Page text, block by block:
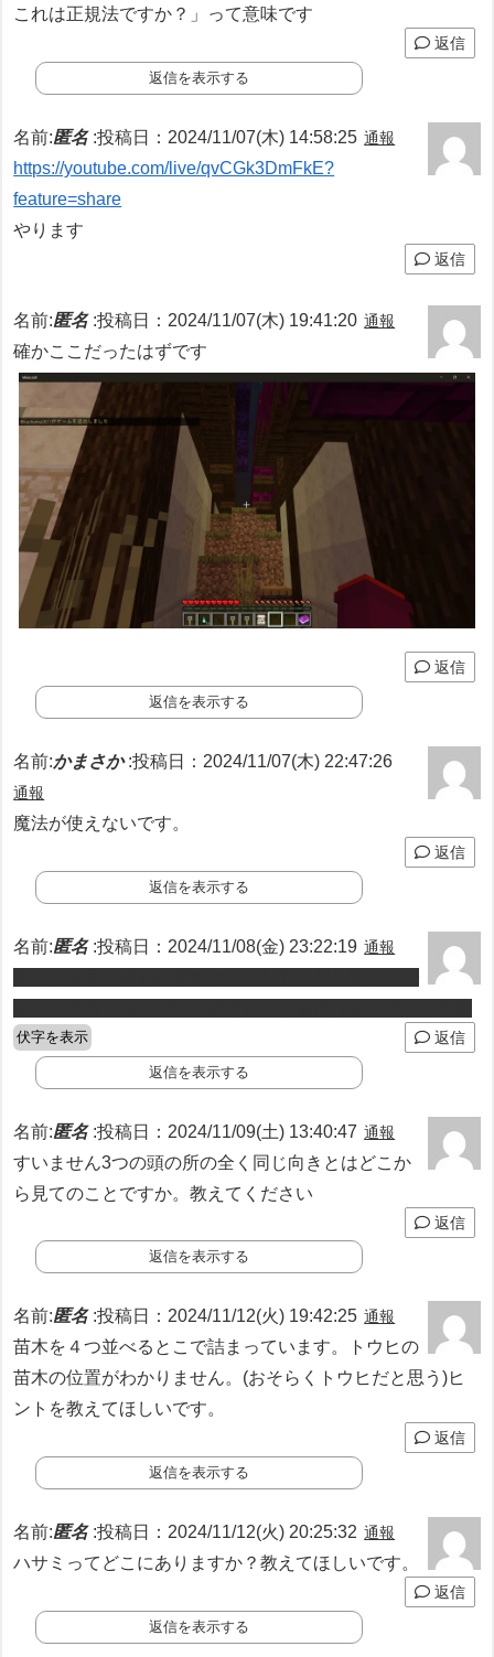
これは正規法ですか？」って意味です
返信
返信を表示する
名前:匿名:投稿日：2024/11/07(木) 14:58:25 通報
https://youtube.com/live/qvCGk3DmFkE?
feature=share
やります
返信
名前:匿名:投稿日：2024/11/07(木) 19:41:20 通報
確かここだったはずです
返信
返信を表示する
名前:かまさか:投稿日：2024/11/07(木) 22:47:26
通報
魔法が使えないです。
返信
返信を表示する
名前:匿名:投稿日：2024/11/08(金) 23:22:19 通報
伏字を表示 返信
返信を表示する
名前:匿名:投稿日：2024/11/09(土) 13:40:47 通報
すいません3つの頭の所の全く同じ向きとはどこか
ら見てのことですか。教えてください
返信
返信を表示する
名前:匿名:投稿日：2024/11/12(火) 19:42:25 通報
苗木を４つ並べるとこで詰まっています。トウヒの
苗木の位置がわかりません。(おそらくトウヒだと思う)ヒ
ントを教えてほしいです。
返信
返信を表示する
名前:匿名:投稿日：2024/11/12(火) 20:25:32 通報
ハサミってどこにありますか？教えてほしいです。
返信
返信を表示する